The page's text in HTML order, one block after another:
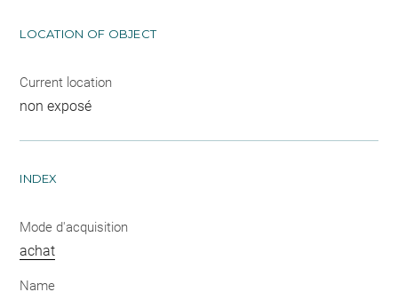
LOCATION OF OBJECT
Current location
non exposé
INDEX
Mode d'acquisition
achat
Name